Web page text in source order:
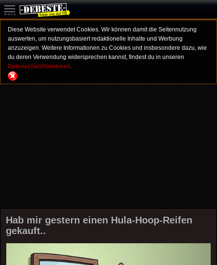
Diese Website verwendet Cookies. Wir können damit die Seitennutzung
auswerten, um nutzungsbasiert redaktionelle Inhalte und Werbung
anzuzeigen. Weitere Informationen zu Cookies und insbesondere dazu, wie
du deren Verwendung widersprechen kannst, findest du in unseren
Datenschutzhinweisen.
Hab mir gestern einen Hula-Hoop-Reifen
gekauft..